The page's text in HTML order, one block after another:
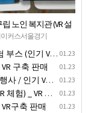
노인 복지관 (VR 설
VR 구축 판매
이커스서울경기
01.23
- VR렌탈대여 행사
01.23
구축 판매
01.23
- VR렌탈대여 행사
01.23
렌탈대여행사
01.23
구축 판매